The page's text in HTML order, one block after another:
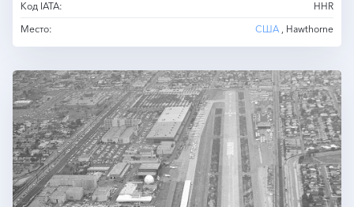
Код IATA:
HHR
Место:
США , Hawthorne